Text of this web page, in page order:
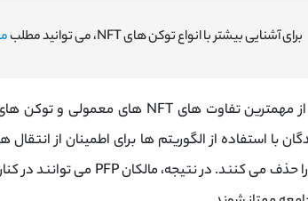
برای آشنایی بیشتر با انواع توکن های NFT، می توانید مطلب
با استفاده از الگوریتم ها برای اطمینان از